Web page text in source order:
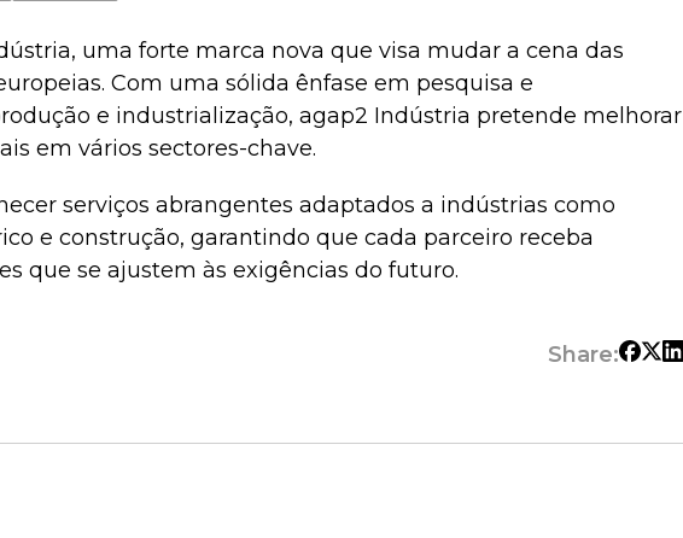
uma forte marca nova que visa mudar a cena das
Com uma sólida ênfase em pesquisa e
e industrialização, agap2 Indústria pretende melhorar
em vários sectores-chave.
serviços abrangentes adaptados a indústrias como
e construção, garantindo que cada parceiro receba
que se ajustem às exigências do futuro.
Share: